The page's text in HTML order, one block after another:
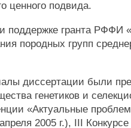
ценного подвида.
поддержке гранта РФФИ
породных групп
диссертации были
генетиков и
«Актуальные
2005 г.), III